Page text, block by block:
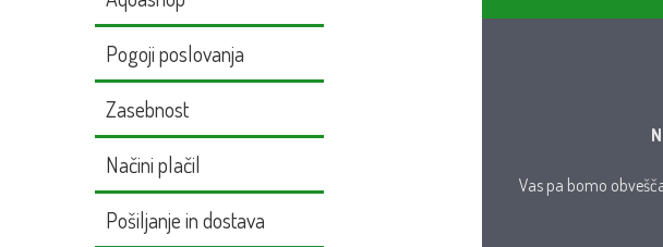
Pogoji poslovanja
Zasebnost
Načini plačil
Pošiljanje in dostava
Vas pa bomo